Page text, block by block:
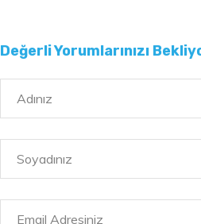
Değerli Yorumlarınızı